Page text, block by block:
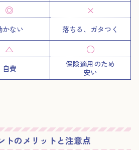
◎
かない
×
落ちる、ガタつく
△
自費
○
保険適用のため
安い
トのメリットと注意点